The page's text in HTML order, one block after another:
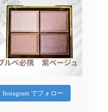
Instagram でフォロー